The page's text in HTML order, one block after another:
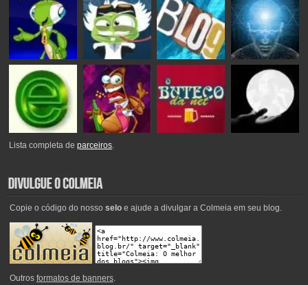
Lista completa deparceiros.
Copie o código do nosso seloe ajude a divulgar a Colmeia em seu blog.
Outros formatos de banners.